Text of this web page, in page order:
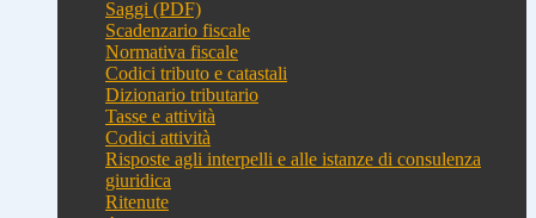
Saggi (PDF)
Scadenzario fiscale
Normativa fiscale
Codici tributo e catastali
Dizionario tributario
Tasse e attività
Codici attività
Risposte agli interpelli e alle istanze di consulenza
giuridica
Ritenute